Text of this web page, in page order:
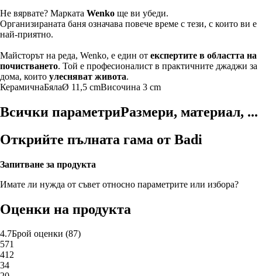
Не вярвате? Марката Wenko ще ви убеди.
Организираната баня означава повече време с тези, с които ви е
най-приятно.
Майсторът на реда, Wenko, е един от експертите в областта на
почистването. Той е професионалист в практичните джаджи за
дома, които улесняват живота.
КерамичнаБялаØ 11,5 cmВисочина 3 cm
Всички параметриРазмери, материал, ...
Открийте пълната гама от Badi
Запитване за продукта
Имате ли нужда от съвет относно параметрите или избора?
Оценки на продукта
4.7Брой оценки (87)
571
412
34